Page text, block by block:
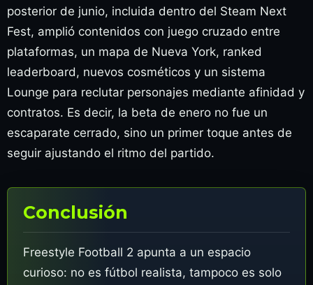
posterior de junio, incluida dentro del Steam Next
Fest, amplió contenidos con juego cruzado entre
plataformas, un mapa de Nueva York, ranked
leaderboard, nuevos cosméticos y un sistema
Lounge para reclutar personajes mediante afinidad y
contratos. Es decir, la beta de enero no fue un
escaparate cerrado, sino un primer toque antes de
seguir ajustando el ritmo del partido.
Conclusión
Freestyle Football 2 apunta a un espacio
curioso: no es fútbol realista, tampoco es solo